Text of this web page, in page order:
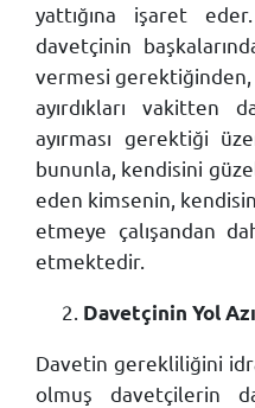
yattığına işaret
davetçinin
vermesi gerektiğinden,
ayırdıkları vakitten
ayırması gerektiği
bununla, kendisini
eden kimsenin,
etmeye çalışandan
etmektedir.
Davetçinin Yol
Davetin gerekliliğini
olmuş davetçilerin